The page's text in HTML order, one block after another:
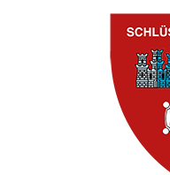
Brand in
Kontrolle
Stadt